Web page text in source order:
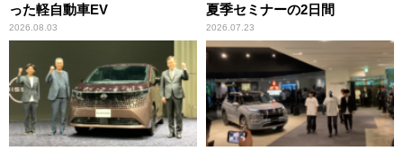
った軽自動車EV
2026.08.03
夏季セミナーの2日間
2026.07.23